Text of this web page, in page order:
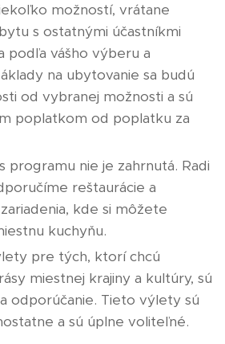
možností, vrátane
s ostatnými účastníkmi
podľa vášho výberu a
na ubytovanie sa budú
od vybranej možnosti a sú
poplatkom od poplatku za
programu nie je zahrnutá. Radi
reštaurácie a
kde si môžete
kuchyňu.
pre tých, ktorí chcú
miestnej krajiny a kultúry, sú
odporúčanie. Tieto výlety sú
a sú úplne voliteľné.